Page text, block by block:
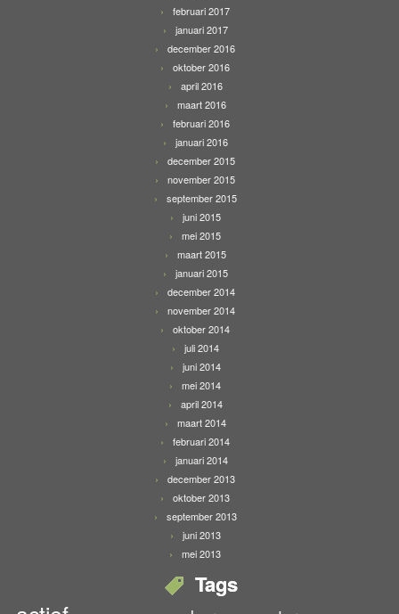
februari 2017
januari 2017
december 2016
oktober 2016
april 2016
maart 2016
februari 2016
januari 2016
december 2015
november 2015
september 2015
juni 2015
mei 2015
maart 2015
januari 2015
december 2014
november 2014
oktober 2014
juli 2014
juni 2014
mei 2014
april 2014
maart 2014
februari 2014
januari 2014
december 2013
oktober 2013
september 2013
juni 2013
mei 2013
Tags